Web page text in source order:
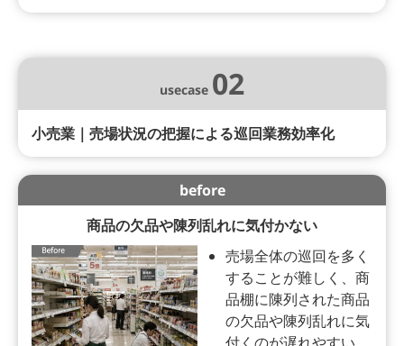
usecase 02
小売業｜売場状況の把握による巡回業務効率化
before
商品の欠品や陳列乱れに気付かない
売場全体の巡回を多く
することが難しく、商
品棚に陳列された商品
の欠品や陳列乱れに気